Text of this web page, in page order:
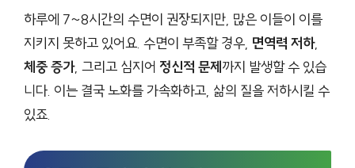
하루에 7~8시간의 수면이 권장되지만, 많은 이들이 이를
지키지 못하고 있어요. 수면이 부족할 경우, 면역력 저하,
체중 증가, 그리고 심지어 정신적 문제까지 발생할 수 있습
니다. 이는 결국 노화를 가속화하고, 삶의 질을 저하시킬 수
있죠.